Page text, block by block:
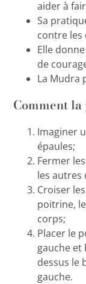
aider à
Sa
contre les
Elle
de
La Mudra
Comment
Imaginer
épaules;
Fermer
les autres
Croiser
poitrine,
corps;
Placer le
gauche et
dessus le
gauche.